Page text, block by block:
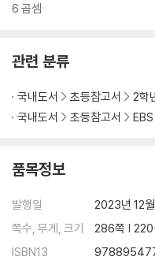
6 곱셈
관련 분류
국내도서 초등참고서 2학
국내도서
초등참고서
품목정보
발행일
2023년 12
쪽수, 무게, 크기
286쪽 |
ISBN13